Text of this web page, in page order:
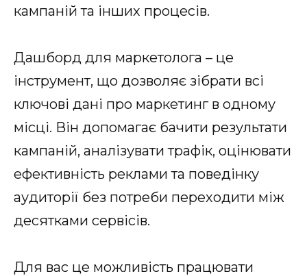
кампаній та інших процесів.
Дашборд для маркетолога – це
інструмент, що дозволяє зібрати всі
ключові дані про маркетинг в одному
місці. Він допомагає бачити результати
кампаній, аналізувати трафік, оцінювати
ефективність реклами та поведінку
аудиторії без потреби переходити між
десятками сервісів.
Для вас це можливість працювати